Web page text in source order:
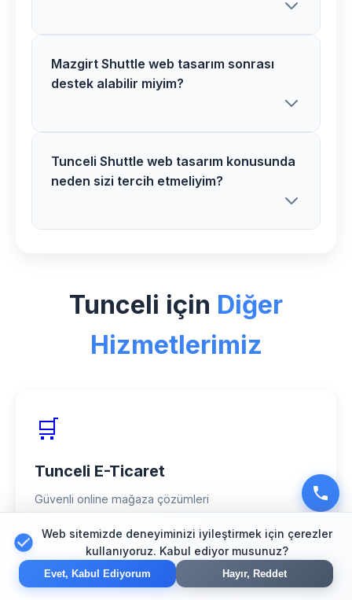
Tunceli bölgesinde Shuttle web tasarım
ücretlerimiz proje özelliklerine göre
Mazgirt Shuttle web tasarım sonrası
destek alabilir miyim?
Kesinlikle! Mazgirt bölgesindeki tüm
Shuttle web tasarım müşterilerimize 1 yıl
veriyoruz.
Tunceli Shuttle web tasarım konusunda
neden sizi tercih etmeliyim?
teknolojiler ve kanıtlanmış başarı
hikayelerimizle fark yaratıyoruz.
Tunceli için Diğer
Hizmetlerimiz
🛒
Tunceli E-Ticaret
Güvenli online mağaza çözümleri
🔍
Web sitemizde deneyiminizi iyileştirmek için çerezler
kullanıyoruz. Kabul ediyor musunuz?
Evet, Kabul Ediyorum Hayır, Reddet